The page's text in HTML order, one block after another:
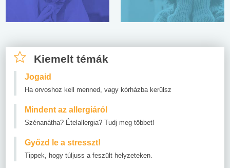
Kiemelt témák
Jogaid
Ha orvoshoz kell menned, vagy kórházba kerülsz
Mindent az allergiáról
Szénanátha? Ételallergia? Tudj meg többet!
Győzd le a stresszt!
Tippek, hogy túljuss a feszült helyzeteken.